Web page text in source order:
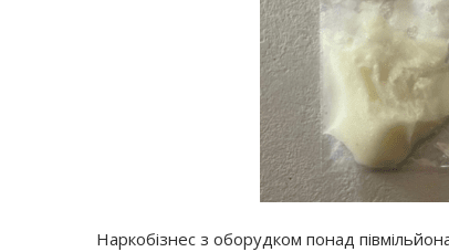
Наркобізнес з оборудком понад